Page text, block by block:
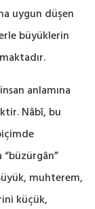
uygun düşen
‎büyüklerin
anlamına
Nâbî, bu
muhterem,
küçük,